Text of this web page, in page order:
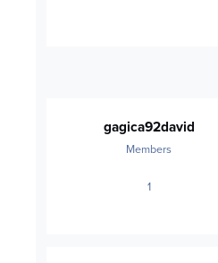
gagica92david
Members
1posts